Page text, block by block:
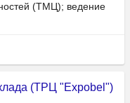
(ТМЦ); ведение
(ТРЦ "Expobel")